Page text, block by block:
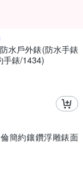
水戶外錶(防水手錶
手錶/1434)
倫簡約鑲鑽浮雕錶面